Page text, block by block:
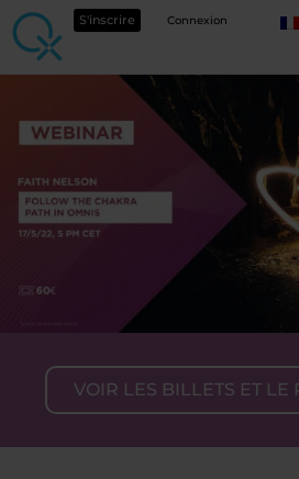
S'inscrire Connexion
VOIR LES BILLETS ET LE